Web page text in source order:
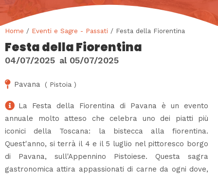
Home / Eventi e Sagre - Passati / Festa della Fiorentina
Festa della Fiorentina
04/07/2025 al 05/07/2025
Pavana ( Pistoia )
La Festa della Fiorentina di Pavana è un evento
annuale molto atteso che celebra uno dei piatti più
iconici della Toscana: la bistecca alla fiorentina.
Quest'anno, si terrà il 4 e il 5 luglio nel pittoresco borgo
di Pavana, sull'Appennino Pistoiese. Questa sagra
gastronomica attira appassionati di carne da ogni dove,